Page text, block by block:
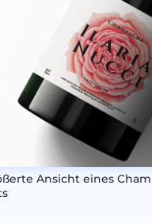
Ansicht eines